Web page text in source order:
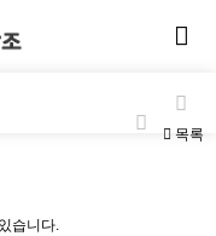
목록
습니다.